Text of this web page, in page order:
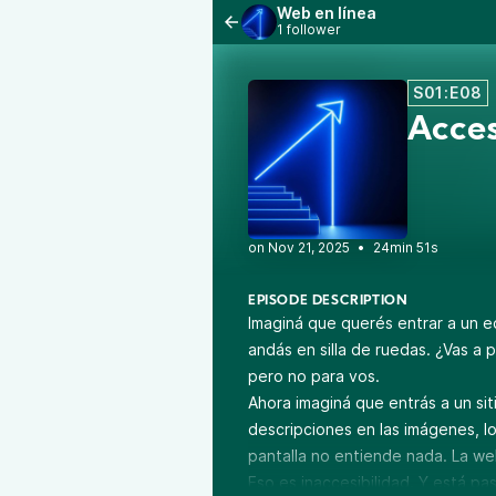
Web en línea
1 follower
S01:E08
• 24min 51s
EPISODE DESCRIPTION
Imaginá que querés entrar a un
andás en silla de ruedas. ¿Vas
pero no para vos.
Ahora imaginá que entrás a un
descripciones en las imágenes,
pantalla no entiende nada. La
Eso es inaccesibilidad. Y está